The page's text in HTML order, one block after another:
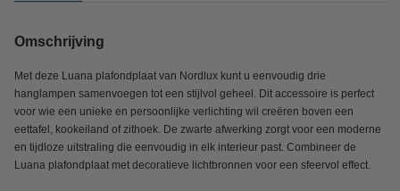
Omschrijving
Met deze Luana plafondplaat van Nordlux kunt u eenvoudig drie
hanglampen samenvoegen tot een stijlvol geheel. Dit accessoire is perfect
voor wie een unieke en persoonlijke verlichting wil creëren boven een
eettafel, kookeiland of zithoek. De zwarte afwerking zorgt voor een moderne
en tijdloze uitstraling die eenvoudig in elk interieur past. Combineer de
Luana plafondplaat met decoratieve lichtbronnen voor een sfeervol effect.